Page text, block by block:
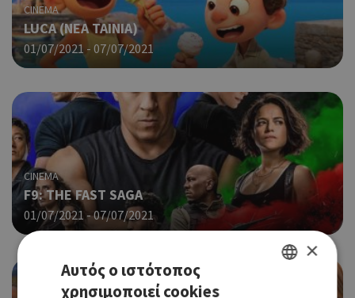
CINEMA
LUCA (NΕΑ ΤΑΙΝΙΑ)
01/07/2021 - 07/07/2021
CINEMA
F9: THE FAST SAGA
01/07/2021 - 07/07/2021
×
Αυτός ο ιστότοπος
χρησιμοποιεί cookies